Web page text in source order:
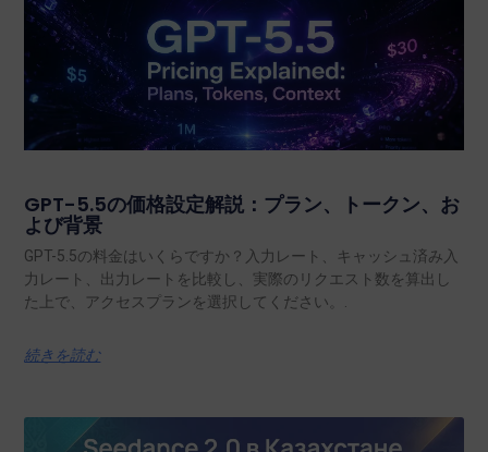
GPT-5.5の価格設定解説：プラン、トークン、お
よび背景
GPT-5.5の料金はいくらですか？入力レート、キャッシュ済み入
力レート、出力レートを比較し、実際のリクエスト数を算出し
た上で、アクセスプランを選択してください。.
続きを読む